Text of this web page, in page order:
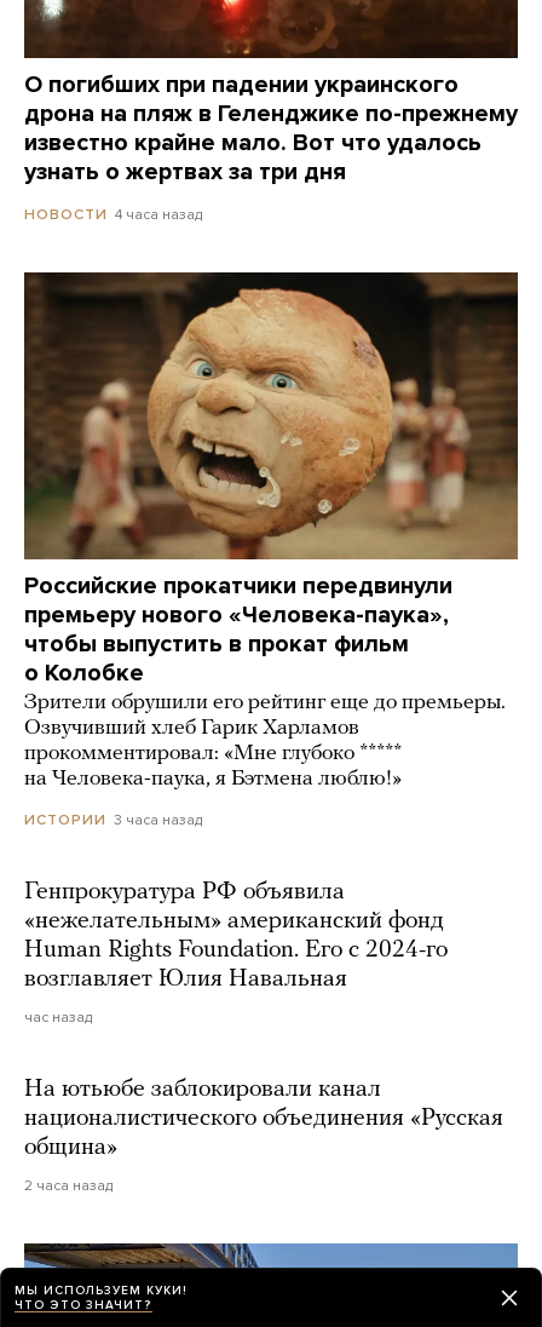
О погибших при падении украинского
дрона на пляж в Геленджике по-прежнему
известно крайне мало. Вот что удалось
узнать о жертвах за три дня
НОВОСТИ 4 часа назад
Российские прокатчики передвинули
премьеру нового «Человека-паука»,
чтобы выпустить в прокат фильм
о Колобке
Зрители обрушили его рейтинг еще до премьеры.
Озвучивший хлеб Гарик Харламов
прокомментировал: «Мне глубоко *****
на Человека-паука, я Бэтмена люблю!»
ИСТОРИИ 3 часа назад
Генпрокуратура РФ объявила
«нежелательным» американский фонд
Human Rights Foundation. Его с 2024-го
возглавляет Юлия Навальная
час назад
На ютьюбе заблокировали канал
националистического объединения «Русская
община»
2 часа назад
МЫ ИСПОЛЬЗУЕМ КУКИ!
ЧТО ЭТО ЗНАЧИТ?